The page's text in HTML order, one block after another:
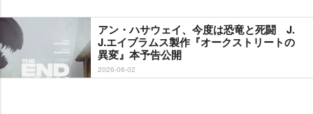
アン・ハサウェイ、今度は恐竜と死闘 J.
J.エイブラムス製作『オークストリートの
異変』本予告公開
2026-06-02